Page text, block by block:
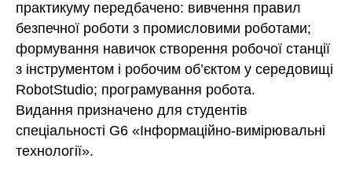
практикуму передбачено: вивчення правил
безпечної роботи з промисловими роботами;
формування навичок створення робочої станції
з інструментом і робочим об’єктом у середовищі
RobotStudio; програмування робота.
Видання призначено для студентів
спеціальності G6 «Інформаційно-вимірювальні
технології».